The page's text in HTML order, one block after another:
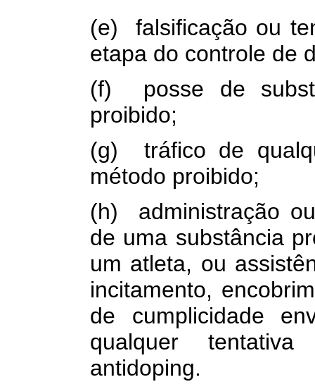
(e) falsificação ou
etapa do controle de
(f) posse de
proibido;
(g) tráfico de
método proibido;
(h) administração
de uma substância
um atleta, ou
incitamento,
de cumplicidade
qualquer
antidoping.